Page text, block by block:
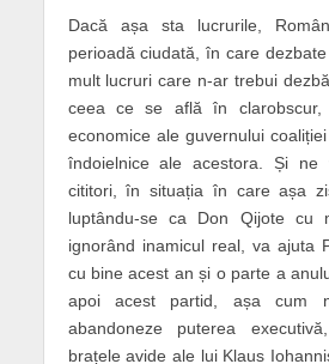
Dacă așa sta lucrurile,
perioadă ciudată, în care
mult lucruri care n-ar trebui
ceea ce se află în clarobscur,
economice ale guvernului
îndoielnice ale acestora. Și ne
cititori, în situația în care așa
luptându-se ca Don Qijote cu
ignorând inamicul real, va ajuta
cu bine acest an și o parte a
apoi acest partid, așa cum
abandoneze puterea
brațele avide ale lui Klaus